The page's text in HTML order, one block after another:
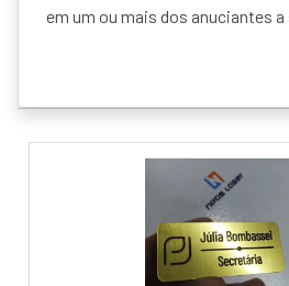
em um ou mais dos anuciantes a